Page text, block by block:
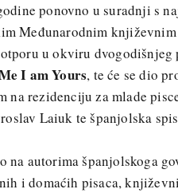
ponovno u suradnji s
Međunarodnim
u okviru
I am Yours, te će se dio
na rezidenciju za mlade
Laiuk te španjolska
na autorima španjolskoga
i domaćih pisaca,